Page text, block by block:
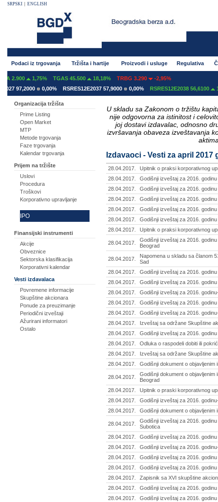
SRPSKI ENGLISH
Podaci iz trgovanja Tržišta i hartije Proizvodi i usluge Regulativa
1,75% TGAS 45.500 18,18% TRBG 3.290
-2,95%
0,00% RSRES12E2037 57,9000 0,00% RSRES12E2038 56,6100 1,09%
Organizacija tržišta
Prime Listing
Open Market
MTP
Metode trgovanja
Faze trgovanja
Kalendar trgovanja
Prijem na tržište
Uslovi
Procedura
Troškovi
Korporativno upravljanje
IPO
Finansijski instrumenti
Akcije
Obveznice
Sektorska klasifikacija
Korporativni kalendar
Vesti izdavalaca
Povremene informacije
Skupštine akcionara
Ponude za preuzimanje
Periodični izveštaji
Ažurirani informatori
Ostalo
U skladu sa Zakonom o tržištu
nije odgovorna za istinitost i
joj dostavi izdavalac, odnosno
izvršavanja obaveza izveštavanja
Izdavaoci - Vesti za april 2017
28.04.2017.
Upitnik o praksi korporativnog
28.04.2017.
Godišnji izveštaj za 2016.
28.04.2017.
Godišnji izveštaj za 2016.
28.04.2017.
Godišnji izveštaj za 2016.
28.04.2017.
Godišnji izveštaj za 2016.
28.04.2017.
Godišnji izveštaj za 2016.
28.04.2017.
Upitnik o praksi korporativnog
28.04.2017.
Godišnji izveštaj za 2016.
Beograd
28.04.2017.
Napomena u skladu sa članom
Sad
28.04.2017.
Godišnji izveštaj za 2016.
28.04.2017.
Godišnji izveštaj za 2016.
28.04.2017.
Godišnji izveštaj za 2016.
28.04.2017.
Godišnji izveštaj za 2016.
28.04.2017.
Godišnji izveštaj za 2016.
28.04.2017.
Izveštaj sa održane Skupštine
28.04.2017.
Godišnji izveštaj za 2016.
28.04.2017.
Odluka o raspodeli dobiti ili
28.04.2017.
Izveštaj sa održane Skupštine
28.04.2017.
Godišnji dokument o objavljenim
28.04.2017.
Godišnji dokument o objavljenim
Beograd
28.04.2017.
Upitnik o praski korporativnog
28.04.2017.
Godišnji izveštaj za 2016.
28.04.2017.
Godišnji dokument o objavljenim
28.04.2017.
Godišnji izveštaj za 2016.
Subotica
28.04.2017.
Godišnji izveštaj za 2016.
28.04.2017.
Godišnji izveštaj za 2016.
28.04.2017.
Godišnji izveštaj za 2016.
28.04.2017.
Godišnji izveštaj za 2016.
28.04.2017.
Zapisnik sa XVI skupštine
28.04.2017.
Godišnji izveštaj za 2016.
28.04.2017.
Godišnji izveštaj za 2016.